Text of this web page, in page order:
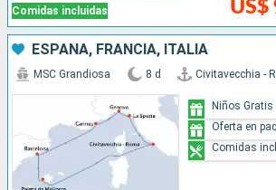
Comidas incluidas US$
ESPAÑA, FRANCIA, ITALIA
MSC Grandiosa 8 d Civitavecchia -
Niños Gratis
Oferta en
Comidas